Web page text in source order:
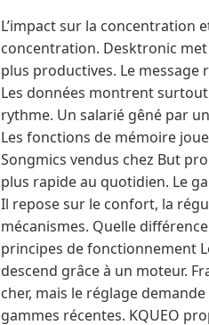
L’impact sur la concentration
concentration. Desktronic
plus productives. Le message
Les données montrent
rythme. Un salarié gêné par
Les fonctions de mémoire
Songmics vendus chez But
plus rapide au quotidien. Le
Il repose sur le confort, la
mécanismes. Quelle
principes de fonctionnement
descend grâce à un moteur.
cher, mais le réglage
gammes récentes. KQUEO